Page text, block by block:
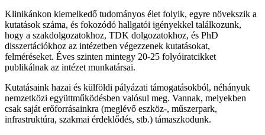
Klinikánkon kiemelkedő tudományos élet folyik, egyre növekszik a
kutatások száma, és fokozódó hallgatói igényekkel találkozunk,
hogy a szakdolgozatokhoz, TDK dolgozatokhoz, és PhD
disszertációkhoz az intézetben végezzenek kutatásokat,
felméréseket. Éves szinten mintegy 20-25 folyóiratcikket
publikálnak az intézet munkatársai.
Kutatásaink hazai és külföldi pályázati támogatásokból, néhányuk
nemzetközi együttműködésben valósul meg. Vannak, melyekben
csak saját erőforrásainkra (meglévő eszköz-, műszerpark,
infrastruktúra, szakmai érdeklődés, stb.) támaszkodunk.